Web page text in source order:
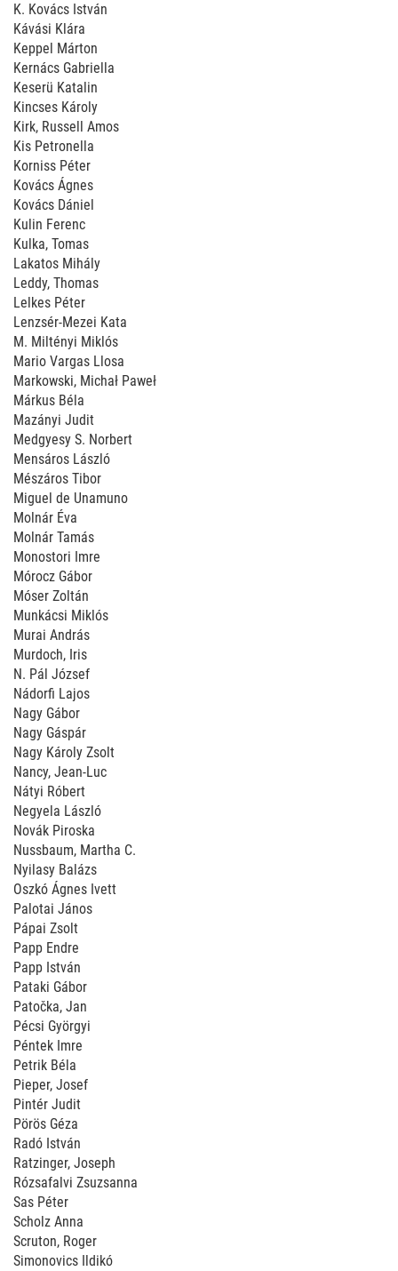
K. Kovács István
Kávási Klára
Keppel Márton
Kernács Gabriella
Keserü Katalin
Kincses Károly
Kirk, Russell Amos
Kis Petronella
Korniss Péter
Kovács Ágnes
Kovács Dániel
Kulin Ferenc
Kulka, Tomas
Lakatos Mihály
Leddy, Thomas
Lelkes Péter
Lenzsér-Mezei Kata
M. Miltényi Miklós
Mario Vargas Llosa
Markowski, Michał Paweł
Márkus Béla
Mazányi Judit
Medgyesy S. Norbert
Mensáros László
Mészáros Tibor
Miguel de Unamuno
Molnár Éva
Molnár Tamás
Monostori Imre
Mórocz Gábor
Móser Zoltán
Munkácsi Miklós
Murai András
Murdoch, Iris
N. Pál József
Nádorfi Lajos
Nagy Gábor
Nagy Gáspár
Nagy Károly Zsolt
Nancy, Jean-Luc
Nátyi Róbert
Negyela László
Novák Piroska
Nussbaum, Martha C.
Nyilasy Balázs
Oszkó Ágnes Ivett
Palotai János
Pápai Zsolt
Papp Endre
Papp István
Pataki Gábor
Patočka, Jan
Pécsi Györgyi
Péntek Imre
Petrik Béla
Pieper, Josef
Pintér Judit
Pörös Géza
Radó István
Ratzinger, Joseph
Rózsafalvi Zsuzsanna
Sas Péter
Scholz Anna
Scruton, Roger
Simonovics Ildikó